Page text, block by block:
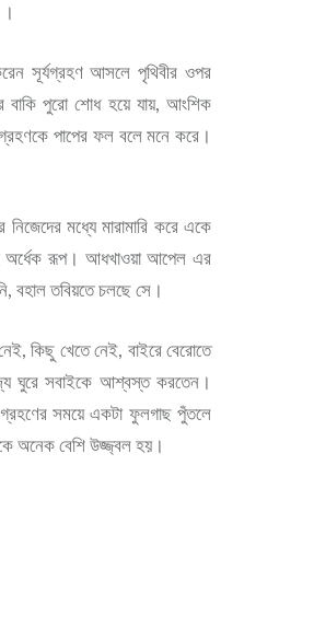
।
সূর্যগ্রহণ আসলে পৃথিবীর ওপর
বাকি পুরো শোধ হয়ে যায়, আংশিক
পাপের ফল বলে মনে করে।
মধ্যে মারামারি করে একে
রূপ। আধখাওয়া আপেল এর
বহাল তবিয়তে চলছে সে।
কিছু খেতে নেই, বাইরে বেরোতে
ঘুরে সবাইকে আশ্বস্ত করতেন।
গ্রহণের সময়ে একটা ফুলগাছ পুঁতলে
অনেক বেশি উজ্জ্বল হয়।